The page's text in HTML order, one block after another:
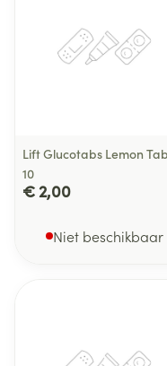
Lift Glucotabs Lemon
10
€ 2,00
Niet beschikbaar